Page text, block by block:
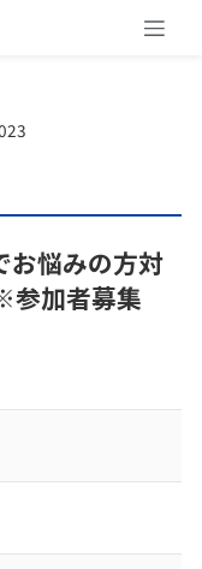
お悩みの方対
加者募集